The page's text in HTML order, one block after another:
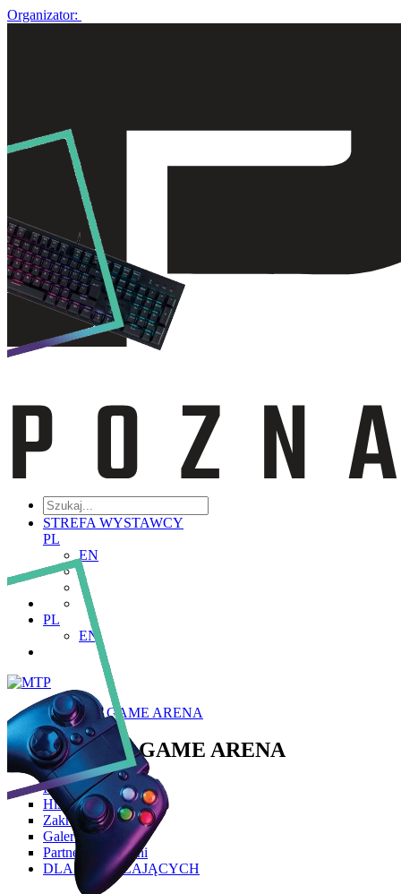
Organizator:
STREFA WYSTAWCY
PL
EN
PL
EN
POZNAŃ GAME ARENA
POZNAŃ GAME ARENA
Poznaj PGA
Historia PGA
Zakres Tematyczny
Galeria
Partnerzy i Patroni
DLA ZWIEDZAJĄCYCH